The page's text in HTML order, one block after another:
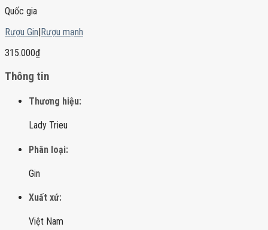
Quốc gia
Rượu Gin|Rượu mạnh
315.000₫
Thông tin
Thương hiệu:
Lady Trieu
Phân loại:
Gin
Xuất xứ:
Việt Nam